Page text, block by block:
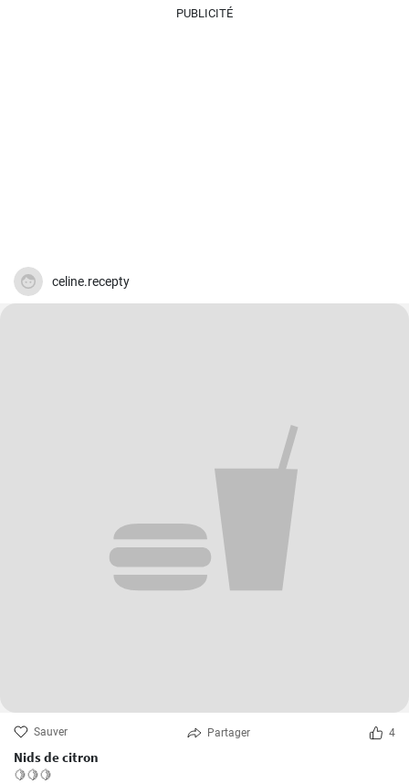
PUBLICITÉ
celine.recepty
Sauver Partager 4
Nids de citron
🍋🍋🍋